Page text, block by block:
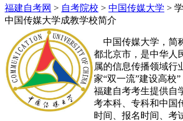
福建自考网 > 自考院校 > 中国传媒大学 >
中国传媒大学成教学校简介
中国传媒大学，简
都北京市，是中华人
属的信息传播领域行
家“双一流”建设高校
福建自考考生提供自
考本科、专科和中国
时间、报名时间、考